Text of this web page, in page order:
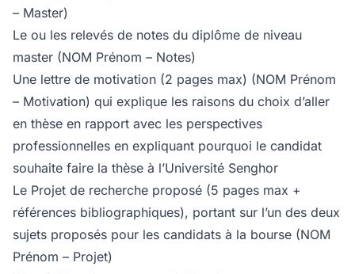
– Master)
Le ou les relevés de notes du diplôme de niveau
master (NOM Prénom – Notes)
Une lettre de motivation (2 pages max) (NOM Prénom
– Motivation) qui explique les raisons du choix d’aller
en thèse en rapport avec les perspectives
professionnelles en expliquant pourquoi le candidat
souhaite faire la thèse à l’Université Senghor
Le Projet de recherche proposé (5 pages max +
références bibliographiques), portant sur l’un des deux
sujets proposés pour les candidats à la bourse (NOM
Prénom – Projet)